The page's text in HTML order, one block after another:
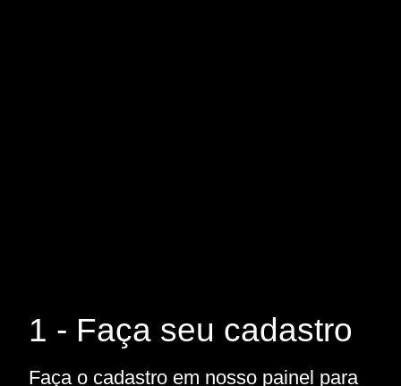
1 - Faça seu cadastro
Faça o cadastro em nosso painel para